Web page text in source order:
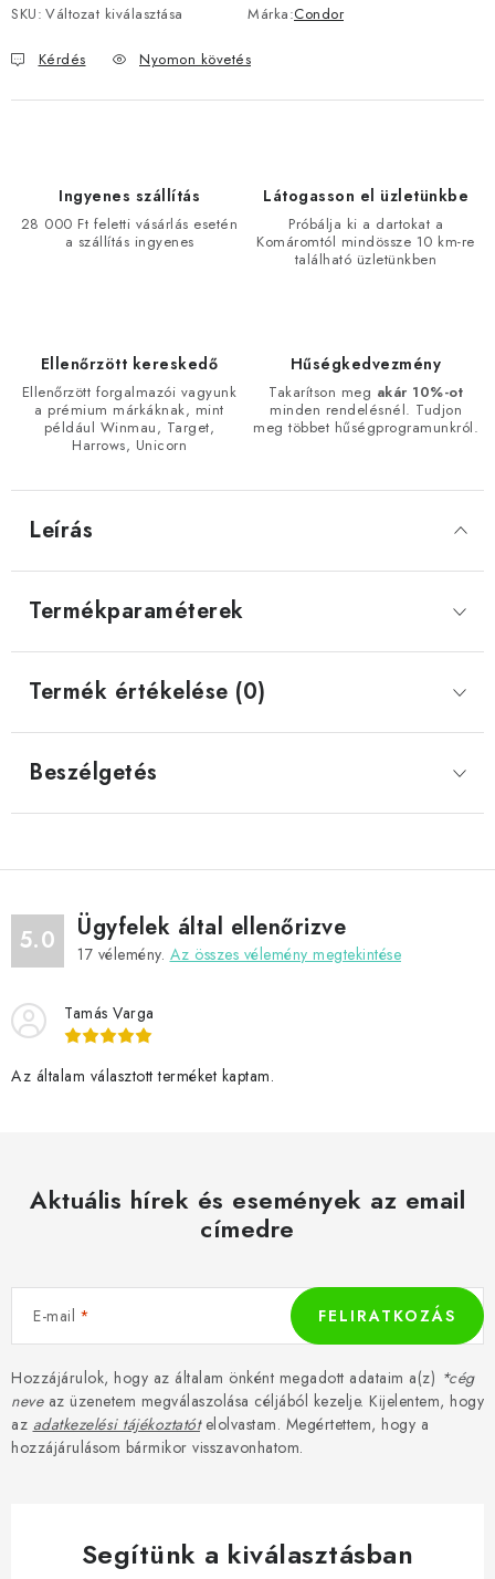
SKU: Változat kiválasztása Márka:Condor
Kérdés Nyomon követés
Ingyenes szállítás
28 000 Ft feletti vásárlás esetén
a szállítás ingyenes
Látogasson el üzletünkbe
Próbálja ki a dartokat a
Komáromtól mindössze 10 km-re
található üzletünkben
Ellenőrzött kereskedő
Ellenőrzött forgalmazói vagyunk
a prémium márkáknak, mint
például Winmau, Target,
Harrows, Unicorn
Hűségkedvezmény
Takarítson meg akár 10%-ot
minden rendelésnél. Tudjon
meg többet hűségprogramunkról.
Leírás
Termékparaméterek
Termék értékelése (0)
Beszélgetés
5.0 Ügyfelek által ellenőrizve
17 vélemény. Az összes vélemény megtekintése
Tamás Varga
Az általam választott terméket kaptam.
Aktuális hírek és események az email
címedre
E-mail
Hozzájárulok, hogy az általam önként megadott adataim a(z) *cég
neveaz üzenetem megválaszolása céljából kezelje. Kijelentem, hogy
az adatkezelési tájékoztatótelolvastam. Megértettem, hogy a
hozzájárulásom bármikor visszavonhatom.
FELIRATKOZÁS
Segítünk a kiválasztásban